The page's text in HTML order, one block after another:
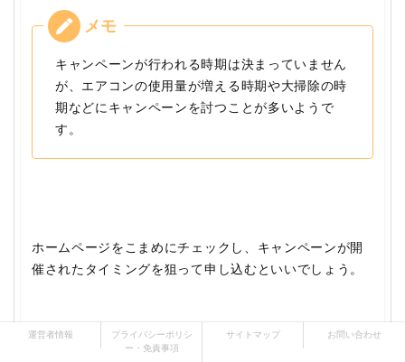
キャンペーンが行われる時期は決まっていません
が、エアコンの使用量が増える時期や大掃除の時
期などにキャンペーンを討つことが多いようで
す。
ホームページをこまめにチェックし、キャンペーンが開
催されたタイミングを狙って申し込むといいでしょう。
運営者情報
プライバシーポリシ
ー・免責事項
サイトマップ お問い合わせ